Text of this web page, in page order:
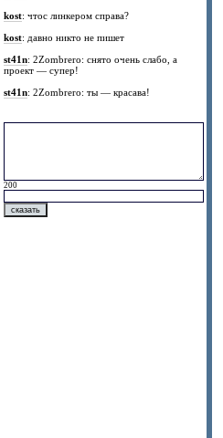
kost: чтос линкером справа?
kost: давно никто не пишет
st41n: 2Zombrero: снято очень слабо, а
проект — супер!
st41n: 2Zombrero: ты — красава!
200